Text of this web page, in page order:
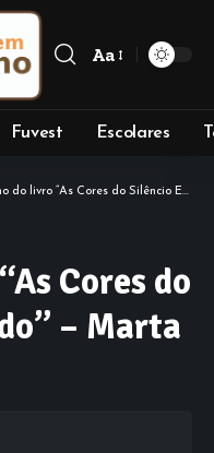
Font
Aa
Fuvest Escolares
livro “As Cores do Silêncio Esquecido” – Marta Eliane Rocha
Cores do
– Marta